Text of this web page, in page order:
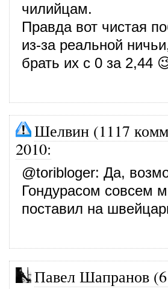
чилийцам.
Правда вот чистая
из-за реальной
брать их с 0 за 2,44
Шелвин (1117
2010:
@toribloger: Да,
Гондурасом совсем
поставил на
Павел Шапранов